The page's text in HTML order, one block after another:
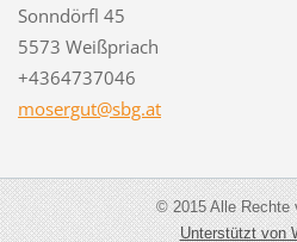
Sonndörfl 45
5573 Weißpriach
+4364737046
mosergut@sbg.at
© 2015 Alle Rechte
Unterstützt von